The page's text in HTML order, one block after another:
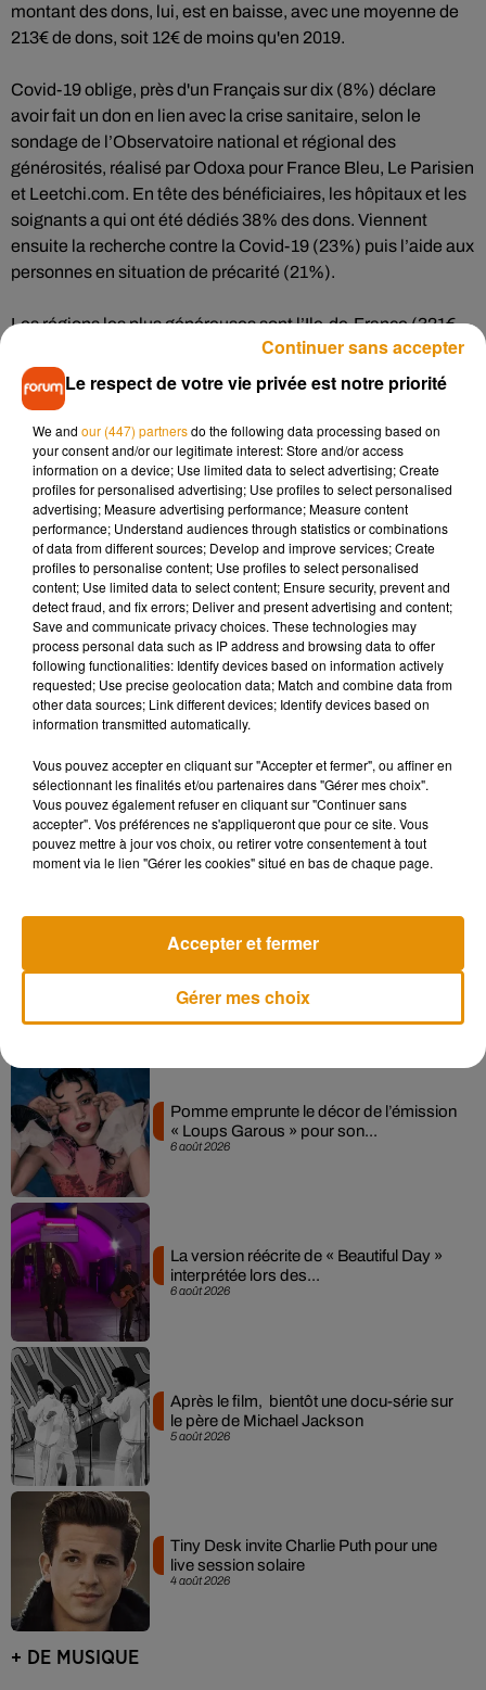
montant des dons, lui, est en baisse, avec une moyenne de
213€ de dons, soit 12€ de moins qu'en 2019.
Covid-19 oblige, près d'un Français sur dix (8%) déclare
avoir fait un don en lien avec la crise sanitaire, selon le
sondage de l’Observatoire national et régional des
générosités, réalisé par Odoxa pour France Bleu, Le Parisien
et Leetchi.com. En tête des bénéficiaires, les hôpitaux et les
soignants a qui ont été dédiés 38% des dons. Viennent
ensuite la recherche contre la Covid-19 (23%) puis l’aide aux
personnes en situation de précarité (21%).
Les régions les plus généreuses sont l’Ile-de-France (321€
par an et par habitant), l’Occitanie (226€), les Hauts-de-
France (216€) et Le Centre Val de Loire (213€).
Les 18-24 ans ont davantage donné cette année (+60€, avec
un don de 228€ en moyenne), même si les plus de 65 ans
restent les plus généreux (- 26€, avec un don de 268€ en
moyenne).
Et le sondage nous apprend aussi que les foyers les moins
favorisés ont également été les plus généreux par rapport à
l'année précédente, avec une moyenne de 23€
supplémentaires.
7 août 2026
Madonna sort enfin le remix de « Love
Sensation » avec Kylie Minogue
7 août 2026
collaboration tant attendue
6 août 2026
Pomme emprunte le décor de l’émission
« Loups Garous » pour son...
6 août 2026
La version réécrite de « Beautiful Day »
interprétée lors des...
5 août 2026
Après le film, bientôt une docu-série sur
le père de Michael Jackson
4 août 2026
Tiny Desk invite Charlie Puth pour une
live session solaire
+ DE MUSIQUE
Le respect de votre vie privée est notre priorité
We and our (447) partnersdo the following data processing based on
your consent and/or our legitimate interest: Store and/or access
information on a device; Use limited data to select advertising; Create
profiles for personalised advertising; Use profiles to select personalised
advertising; Measure advertising performance; Measure content
performance; Understand audiences through statistics or combinations
of data from different sources; Develop and improve services; Create
profiles to personalise content; Use profiles to select personalised
content; Use limited data to select content; Ensure security, prevent and
detect fraud, and fix errors; Deliver and present advertising and content;
Save and communicate privacy choices. These technologies may
process personal data such as IP address and browsing data to offer
following functionalities: Identify devices based on information actively
requested; Use precise geolocation data; Match and combine data from
other data sources; Link different devices; Identify devices based on
information transmitted automatically.
Vous pouvez accepter en cliquant sur "Accepter et fermer", ou affiner en
sélectionnant les finalités et/ou partenaires dans "Gérer mes choix".
Vous pouvez également refuser en cliquant sur "Continuer sans
accepter". Vos préférences ne s'appliqueront que pour ce site. Vous
pouvez mettre à jour vos choix, ou retirer votre consentement à tout
moment via le lien "Gérer les cookies" situé en bas de chaque page.
Gérer mes choix
Accepter et fermer
Continuer sans accepter